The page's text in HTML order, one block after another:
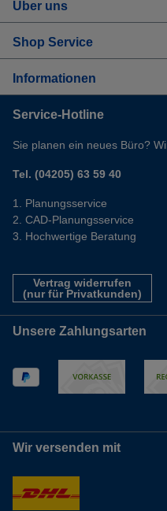
Über uns
Shop Service
Informationen
Service-Hotline
Sie planen ein neues Büro?
Tel. (04205) 63 59 40
Planungsservice
CAD-Planungsservice
Hochwertige Beratung
Vertrag widerrufen
(nur für Privatkunden)
Unsere Zahlungsarten
Wir versenden mit